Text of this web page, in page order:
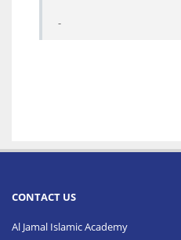
-
CONTACT US
Al Jamal Islamic Academy